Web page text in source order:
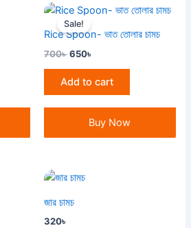
Sale!
Rice Spoon- ভাত তোলার চামচ
700৳
Original
price
was:
700৳ .
650৳
Current
price
is:
650৳ .
Add to cart
Buy Now
জার চামচ
320৳